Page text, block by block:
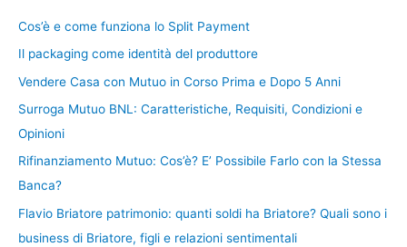
Cos’è e come funziona lo Split Payment
Il packaging come identità del produttore
Vendere Casa con Mutuo in Corso Prima e Dopo 5 Anni
Surroga Mutuo BNL: Caratteristiche, Requisiti, Condizioni e
Opinioni
Rifinanziamento Mutuo: Cos’è? E’ Possibile Farlo con la Stessa
Banca?
Flavio Briatore patrimonio: quanti soldi ha Briatore? Quali sono i
business di Briatore, figli e relazioni sentimentali